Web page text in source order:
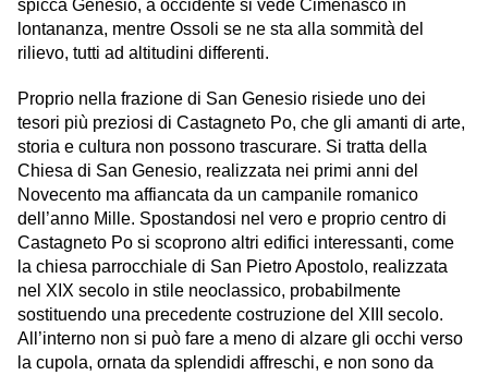
spicca Genesio, a occidente si vede Cimenasco in
lontananza, mentre Ossoli se ne sta alla sommità del
rilievo, tutti ad altitudini differenti.
Proprio nella frazione di San Genesio risiede uno dei
tesori più preziosi di Castagneto Po, che gli amanti di arte,
storia e cultura non possono trascurare. Si tratta della
Chiesa di San Genesio, realizzata nei primi anni del
Novecento ma affiancata da un campanile romanico
dell’anno Mille. Spostandosi nel vero e proprio centro di
Castagneto Po si scoprono altri edifici interessanti, come
la chiesa parrocchiale di San Pietro Apostolo, realizzata
nel XIX secolo in stile neoclassico, probabilmente
sostituendo una precedente costruzione del XIII secolo.
All’interno non si può fare a meno di alzare gli occhi verso
la cupola, ornata da splendidi affreschi, e non sono da